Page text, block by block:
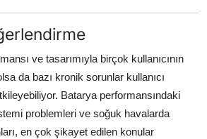
ve tasarımıyla birçok kullanıcının
da bazı kronik sorunlar kullanıcı
Batarya performansındaki
problemleri ve soğuk havalarda
en çok şikayet edilen konular